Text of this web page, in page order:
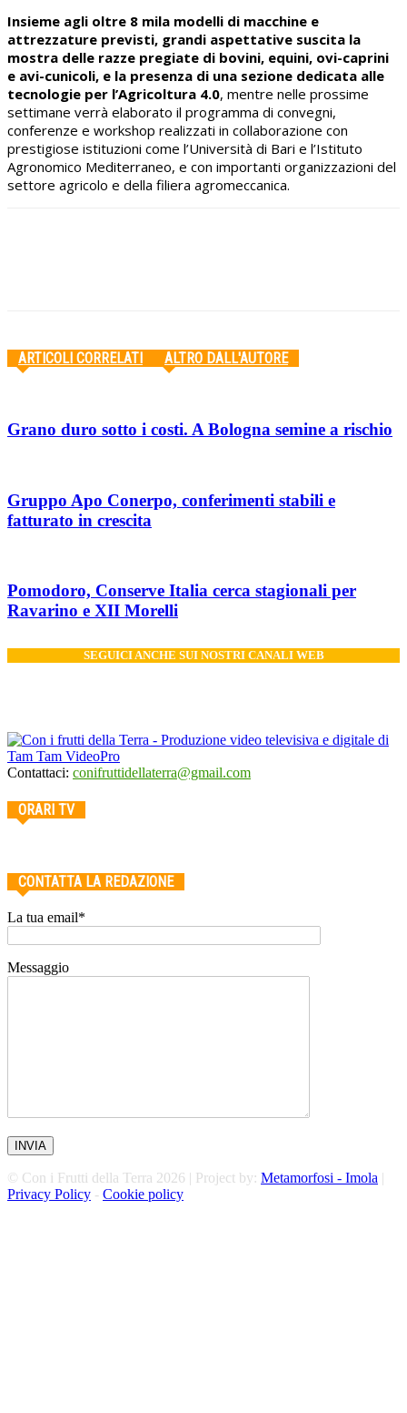
Insieme agli oltre 8 mila modelli di macchine e
attrezzature previsti, grandi aspettative suscita la
mostra delle razze pregiate di bovini, equini, ovi-caprini
e avi-cunicoli, e la presenza di una sezione dedicata alle
tecnologie per l’Agricoltura 4.0, mentre nelle prossime
settimane verrà elaborato il programma di convegni,
conferenze e workshop realizzati in collaborazione con
prestigiose istituzioni come l’Università di Bari e l’Istituto
Agronomico Mediterraneo, e con importanti organizzazioni del
settore agricolo e della filiera agromeccanica.
ARTICOLI CORRELATI ALTRO DALL'AUTORE
Grano duro sotto i costi. A Bologna semine a rischio
Gruppo Apo Conerpo, conferimenti stabili e
fatturato in crescita
Pomodoro, Conserve Italia cerca stagionali per
Ravarino e XII Morelli
SEGUICI ANCHE SUI NOSTRI CANALI WEB
Contattaci: conifruttidellaterra@gmail.com
ORARI TV
CONTATTA LA REDAZIONE
La tua email*
Messaggio
© Con i Frutti della Terra 2026 | Project by: Metamorfosi - Imola |
Privacy Policy - Cookie policy